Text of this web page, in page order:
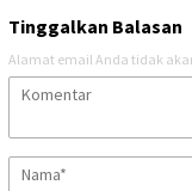
Tinggalkan Balasan
Alamat email Anda tidak